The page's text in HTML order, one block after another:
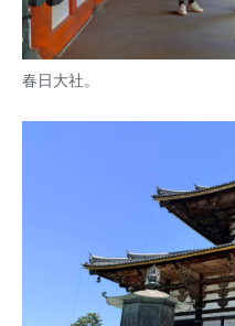
春日大社。